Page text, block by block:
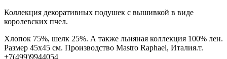
Коллекция декоративных подушек с вышивкой в виде
королевских пчел.
Хлопок 75%, шелк 25%. А также льняная коллекция 100% лен.
Размер 45х45 см. Производство Mastro Raphael, Италия.т.
+7(499)9944054